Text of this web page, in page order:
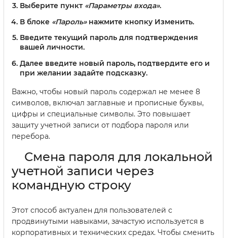
Выберите пункт «Параметры входа».
В блоке «Пароль»нажмите кнопку Изменить.
Введите текущий пароль для подтверждения
вашей личности.
Далее введите новый пароль, подтвердите его и
при желании задайте подсказку.
Важно, чтобы новый пароль содержал не менее 8
символов, включал заглавные и прописные буквы,
цифры и специальные символы. Это повышает
защиту учетной записи от подбора пароля или
перебора.
Смена пароля для локальной
учетной записи через
командную строку
Этот способ актуален для пользователей с
продвинутыми навыками, зачастую используется в
корпоративных и технических средах. Чтобы сменить